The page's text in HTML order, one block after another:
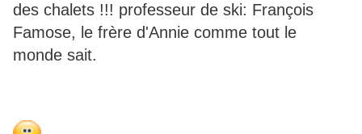
des chalets !!! professeur de ski: François
Famose, le frère d'Annie comme tout le
monde sait.